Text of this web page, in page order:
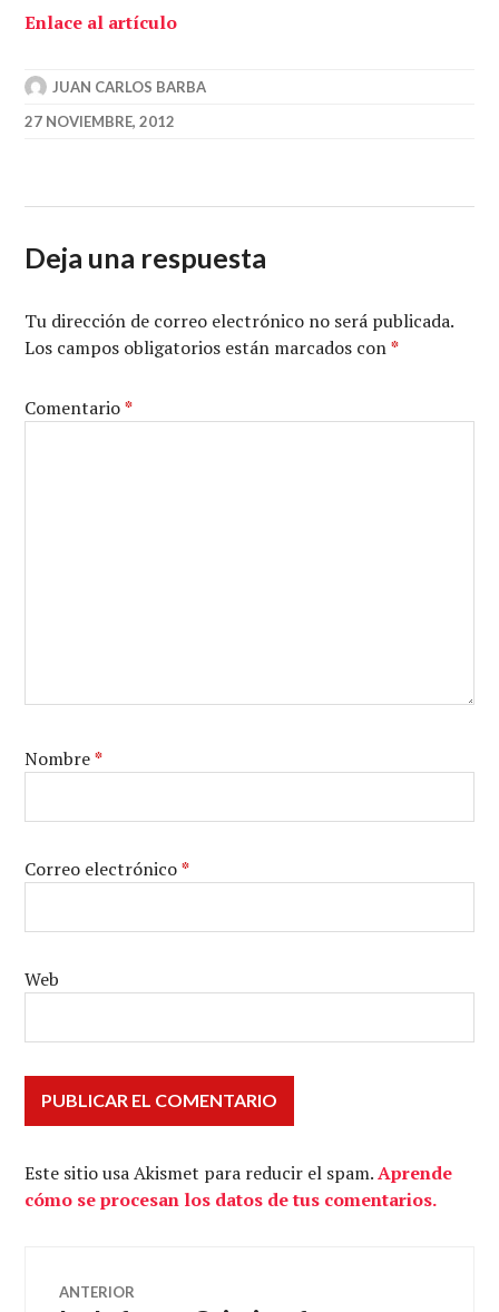
Enlace al artículo
JUAN CARLOS BARBA
27 NOVIEMBRE, 2012
Deja una respuesta
Tu dirección de correo electrónico no será publicada.
Los campos obligatorios están marcados con*
Comentario*
Nombre*
Correo electrónico*
Web
Este sitio usa Akismet para reducir el spam.Aprende
cómo se procesan los datos de tus comentarios.
Navegación
ANTERIOR